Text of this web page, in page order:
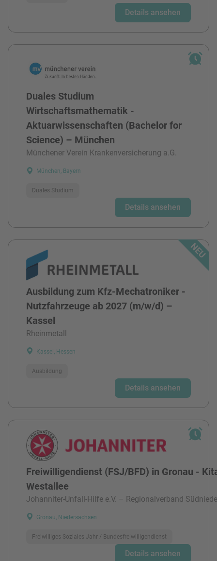
Details ansehen
Duales Studium
Wirtschaftsmathematik -
Aktuarwissenschaften (Bachelor for
Science) – München
Münchener Verein Krankenversicherung a.G.
München, Bayern
Duales Studium
Details ansehen
Ausbildung zum Kfz-Mechatroniker -
Nutzfahrzeuge ab 2027 (m/w/d) –
Kassel
Rheinmetall
Kassel, Hessen
Ausbildung
Details ansehen
Freiwilligendienst (FSJ/BFD) in Gronau -
Westallee
Johanniter-Unfall-Hilfe e.V. – Regionalverband
Gronau, Niedersachsen
Freiwilliges Soziales Jahr / Bundesfreiwilligendienst
Details ansehen